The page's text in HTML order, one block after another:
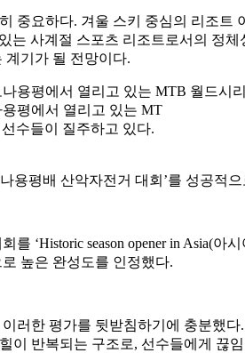
중요하다. 겨울 스키 중심의 리조트
는 사계절 스포츠 리조트로서의 정
계기가 될 전망이다.
평에서 열리고 있는 MT
수들이 질주하고 있다.
용평배 산악자전거 대회’를 성공적
를 ‘Historic season opener in Asia(
높은 완성도를 인정했다.
러한 평가를 뒷받침하기에 충분했
이 반복되는 구조로, 선수들에게 끊